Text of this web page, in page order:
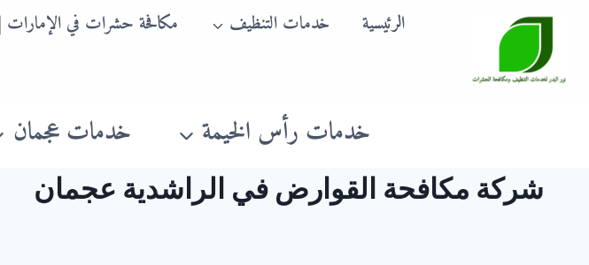
المحتوى
الرئيسية خدمات التنظيف مكافحة حشرات في الإمارات |0505337973
خدمات رأس الخيمة خدمات عجمان
شركة مكافحة القوارض في الراشدية عجمان